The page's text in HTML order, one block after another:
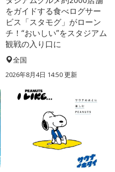
をガイドする食べログサー
ビス「スタモグ」がローン
チ！“おいしい”をスタジアム
観戦の入り口に
全国
2026年8月4日 14:50更新